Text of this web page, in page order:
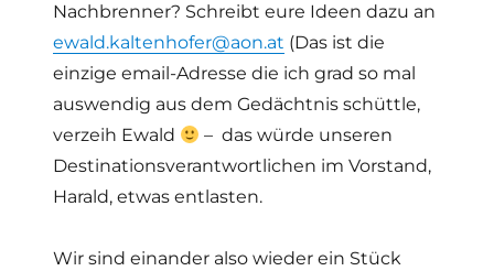
Nachbrenner? Schreibt eure Ideen dazu an
ewald.kaltenhofer@aon.at (Das ist die
einzige email-Adresse die ich grad so mal
auswendig aus dem Gedächtnis schüttle,
verzeih Ewald
– das würde unseren
Destinationsverantwortlichen im Vorstand,
Harald, etwas entlasten.
Wir sind einander also wieder ein Stück